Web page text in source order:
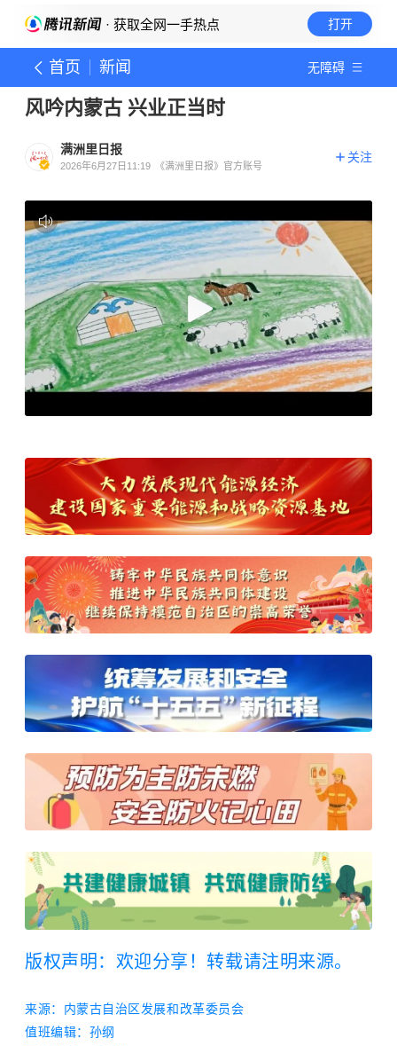
· 获取全网一手热点 打开
首页 新闻 无障碍
风吟内蒙古 兴业正当时
满洲里日报
2026年6月27日11:19 《满洲里日报》官方账号
关注
版权声明：欢迎分享！转载请注明来源。
来源： 内蒙古自治区发展和改革委员会
值班编辑： 孙纲